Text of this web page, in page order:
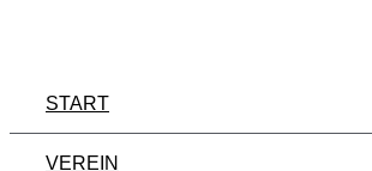
START
VEREIN